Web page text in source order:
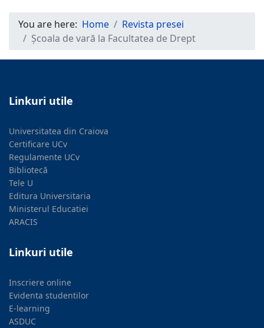
You are here: Home
Revista presei
Școala de vară la Facultatea de Drept
Linkuri utile
Universitatea din Craiova
Certificare UCv
Regulamente UCv
Bibliotecă
Tele U
Editura Universitaria
Ministerul Educatiei
ARACIS
Linkuri utile
Inscriere online
Evidenta studentilor
E-learning
ASDUC